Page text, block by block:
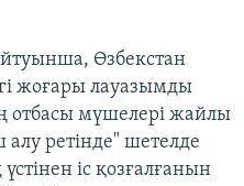
Өзбекстан
жоғары лауазымды
отбасы мүшелері жайлы
ретінде" шетелде
іс қозғалғанын